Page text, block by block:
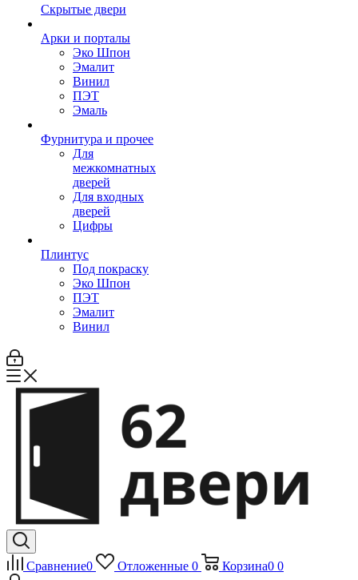
Скрытые двери
Арки и порталы
Эко Шпон
Эмалит
Винил
ПЭТ
Эмаль
Фурнитура и прочее
Для
межкомнатных
дверей
Для входных
дверей
Цифры
Плинтус
Под покраску
Эко Шпон
ПЭТ
Эмалит
Винил
Сравнение0 Отложенные 0 Корзина0 0